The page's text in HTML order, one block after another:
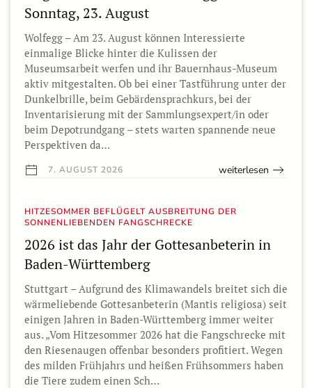
Sonntag, 23. August
Wolfegg – Am 23. August können Interessierte
einmalige Blicke hinter die Kulissen der
Museumsarbeit werfen und ihr Bauernhaus-Museum
aktiv mitgestalten. Ob bei einer Tastführung unter der
Dunkelbrille, beim Gebärdensprachkurs, bei der
Inventarisierung mit der Sammlungsexpert/in oder
beim Depotrundgang – stets warten spannende neue
Perspektiven da…
7. AUGUST 2026 weiterlesen
HITZESOMMER BEFLÜGELT AUSBREITUNG DER
SONNENLIEBENDEN FANGSCHRECKE
2026 ist das Jahr der Gottesanbeterin in
Baden-Württemberg
Stuttgart – Aufgrund des Klimawandels breitet sich die
wärmeliebende Gottesanbeterin (Mantis religiosa) seit
einigen Jahren in Baden-Württemberg immer weiter
aus. „Vom Hitzesommer 2026 hat die Fangschrecke mit
den Riesenaugen offenbar besonders profitiert. Wegen
des milden Frühjahrs und heißen Frühsommers haben
die Tiere zudem einen Sch…